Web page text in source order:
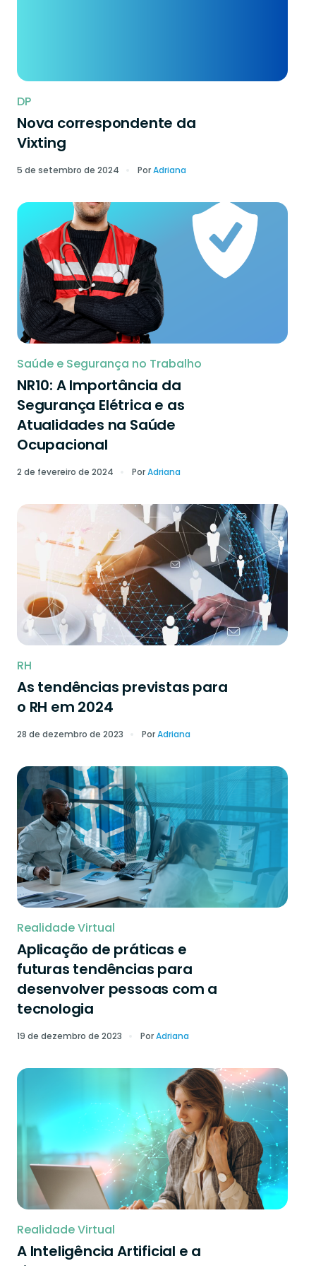
DP
Nova correspondente da
Vixting
5 de setembro de 2024 PorAdriana
Saúde e Segurança no Trabalho
NR10: A Importância da
Segurança Elétrica e as
Atualidades na Saúde
Ocupacional
2 de fevereiro de 2024 PorAdriana
RH
As tendências previstas para
o RH em 2024
28 de dezembro de 2023 PorAdriana
Realidade Virtual
Aplicação de práticas e
futuras tendências para
desenvolver pessoas com a
tecnologia
19 de dezembro de 2023 PorAdriana
Realidade Virtual
A Inteligência Artificial e a